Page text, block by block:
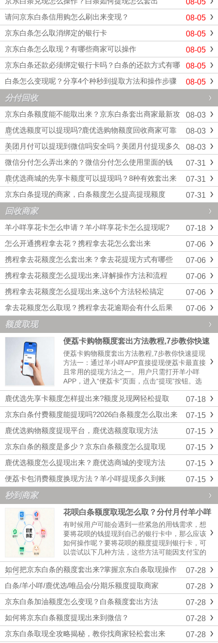
提取，这样医保账户里的余额就可以很快地变现
到账。我们团队的处理速度那是相当快的...
08-05
请问京东白条信用购怎么刷出来变现？
08-05
京东白条怎么取消绑定的银行卡
08-05
京东白条怎么取现？有哪些商家可以操作
08-05
京东白条还款必须绑定银行卡吗？白条的还款方式有哪
些
08-05
白条怎么变现呢？分享4个种秒到提取方法和操作步骤
分付回收
08-03
京东白条额度​能不能取出来？京东白条套出商家最新攻
略
08-03
鹿优选额度可以提现吗?鹿优选购物额度回收商家可靠
吗
08-03
美团月付可以提现到微信吗安全吗？美团月付提现多久
到账
07-31
微信分付怎么弄出来的？微信分付怎么使用里面的钱
07-31
鹿优选商城的先享卡额度可以提现吗？8种有效套出来
方法
07-31
京东白条提现的商家，白条额度怎么提高提现额度
回收商家
07-18
羊小咩享花卡怎么申请？羊小咩享花卡怎么提现呢?
07-06
怎么开通携程拿去花？携程拿去花怎么套出来
07-06
携程拿去花额度怎么套出来？拿去花提现方式有哪些
07-06
携程拿去花额度怎么提现出来,详解操作方法和流程
07-06
携程拿去花额度怎么提现出来,这6个方法轻松搞定
07-06
拿去花额度怎么取现？携程拿去花逾期会有什么后果
额度取现
便荔卡购物额度套出方法教程,7步教你快速
提现
便荔卡购物额度套出方法教程,7步教你快速提现
方法一：通过羊小咩APP直接提现便荔卡最直接
且常用的提现方法之一。用户只需打开羊小咩
APP，进入“便荔卡”页面，点击“提现”按钮。选
择“绑定银行卡提现”，按照提示输入提现金额和
银行卡信息，确认无误后提交申请。系统将会进
行自动审核，审核通过后，资金将在几分钟内到
达绑定的银行卡内...
07-18
鹿优选先享卡额度怎样提出来?额度兑现网轻松提取
07-15
京东白条付费额度能提现吗?2026白条额度怎么取出来
07-15
鹿优选购物额度提现平台，鹿优选额度取现方法
07-15
京东白条的额度是多少？京东白条额度怎么提取现
07-15
鹿优选额度怎么提现出来？鹿优选商城的变现方法
07-15
便荔卡包消费额度换现方法？羊小咩提现多久到账
秒到商家
花呗白条额度取现怎么取？分付月付羊小咩
额度套出来商家
有时候用户可能会遇到一些紧急的用钱需求，想
要将花呗的钱提现到自己的银行卡中，那么应该
如何操作呢？要将花呗的额度提现到银行卡，可
以尝试以下几种方法，这些方法可能因支付宝的
政策调整而有所变化，且并非所有用户都能使用
所有方法，如果你有取现需求，可以联系我们进
行咨询，我们会给你一个合规的取现方案。花呗
白条额度取现商家...
07-28
如何把京东白条的额度套出来?掌握京东白条取现操作
步骤
07-28
白条/羊小咩/鹿优选/唯品会/分期乐额度提取商家
07-28
京东白条加油额度怎么变现？白条额度套出方法
07-28
如何将京东白条额度提现出来到微信？
07-28
京东白条取现全攻略揭秘，教你找商家轻松套出来